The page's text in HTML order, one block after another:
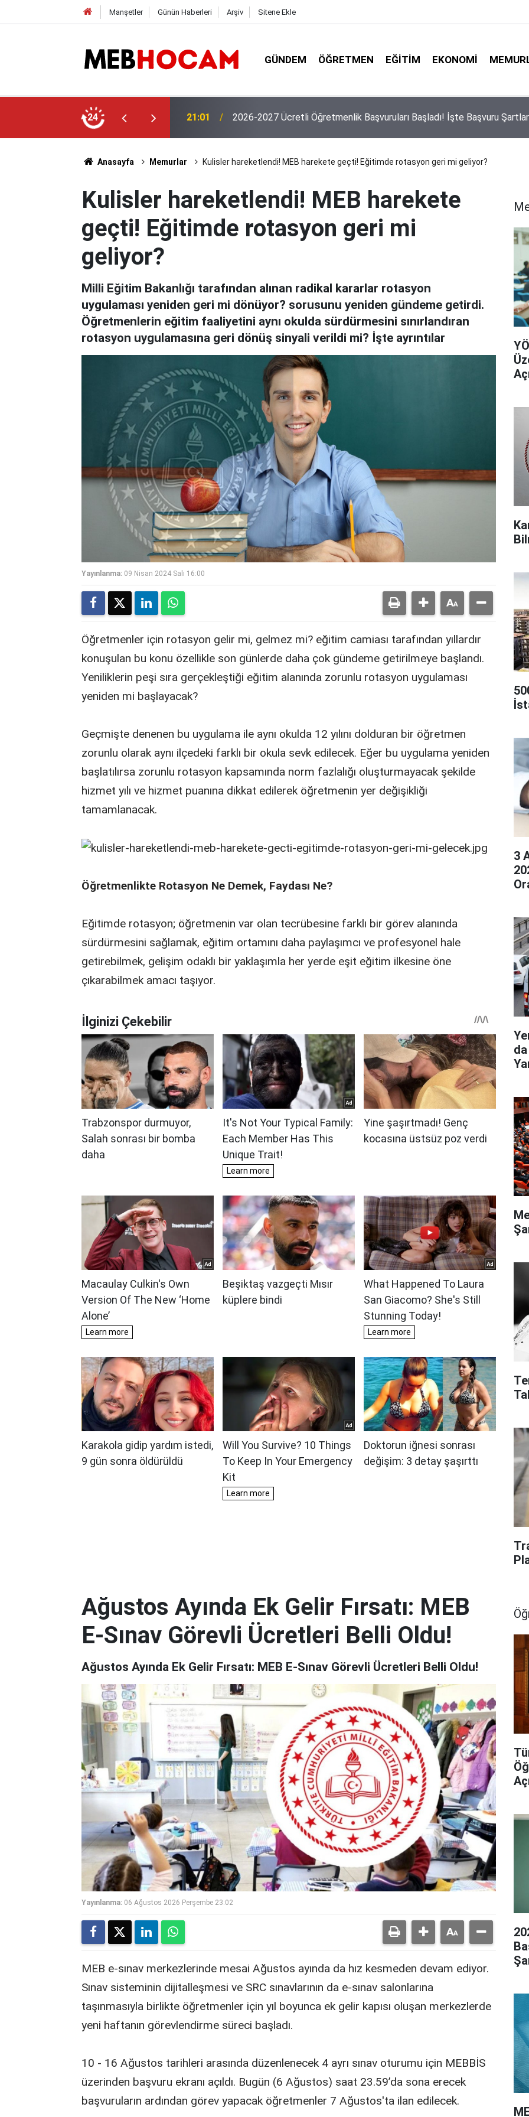
Manşetler Günün Haberleri Arşiv Sitene Ekle
GÜNDEM ÖĞRETMEN EĞITIM EKONOMI
24
Başladı! İşte Başvuru Şartları 19:02 MEB'den Yeni Ücretli Öğretmen Açıklaması
Anasayfa Memurlar Kulisler hareketlendi! MEB harekete geçti! Eğitimde rotasyon geri mi geliyor?
Kulisler hareketlendi! MEB harekete
geçti! Eğitimde rotasyon geri mi
geliyor?
Milli Eğitim Bakanlığı tarafından alınan radikal kararlar rotasyon
uygulaması yeniden geri mi dönüyor? sorusunu yeniden gündeme getirdi.
Öğretmenlerin eğitim faaliyetini aynı okulda sürdürmesini sınırlandıran
rotasyon uygulamasına geri dönüş sinyali verildi mi? İşte ayrıntılar
Yayınlanma: 09 Nisan 2024 Salı 16:00
Öğretmenler için rotasyon gelir mi, gelmez mi? eğitim camiası tarafından yıllardır
konuşulan bu konu özellikle son günlerde daha çok gündeme getirilmeye başlandı.
Yeniliklerin peşi sıra gerçekleştiği eğitim alanında zorunlu rotasyon uygulaması
yeniden mi başlayacak?
Geçmişte denenen bu uygulama ile aynı okulda 12 yılını dolduran bir öğretmen
zorunlu olarak aynı ilçedeki farklı bir okula sevk edilecek. Eğer bu uygulama yeniden
başlatılırsa zorunlu rotasyon kapsamında norm fazlalığı oluşturmayacak şekilde
hizmet yılı ve hizmet puanına dikkat edilerek öğretmenin yer değişikliği
tamamlanacak.
Öğretmenlikte Rotasyon Ne Demek, Faydası Ne?
Eğitimde rotasyon; öğretmenin var olan tecrübesine farklı bir görev alanında
sürdürmesini sağlamak, eğitim ortamını daha paylaşımcı ve profesyonel hale
getirebilmek, gelişim odaklı bir yaklaşımla her yerde eşit eğitim ilkesine öne
çıkarabilmek amacı taşıyor.
3
Ağustos Ayında Ek Gelir Fırsatı: MEB
E-Sınav Görevli Ücretleri Belli Oldu!
Ağustos Ayında Ek Gelir Fırsatı: MEB E-Sınav Görevli Ücretleri Belli Oldu!
Yayınlanma: 06 Ağustos 2026 Perşembe 23:02
MEB e-sınav merkezlerinde mesai Ağustos ayında da hız kesmeden devam ediyor.
Sınav sisteminin dijitalleşmesi ve SRC sınavlarının da e-sınav salonlarına
taşınmasıyla birlikte öğretmenler için yıl boyunca ek gelir kapısı oluşan merkezlerde
yeni haftanın görevlendirme süreci başladı.
10 - 16 Ağustos tarihleri arasında düzenlenecek 4 ayrı sınav oturumu için MEBBİS
üzerinden başvuru ekranı açıldı. Bugün (6 Ağustos) saat 23.59’da sona erecek
başvuruların ardından görev yapacak öğretmenler 7 Ağustos'ta ilan edilecek.